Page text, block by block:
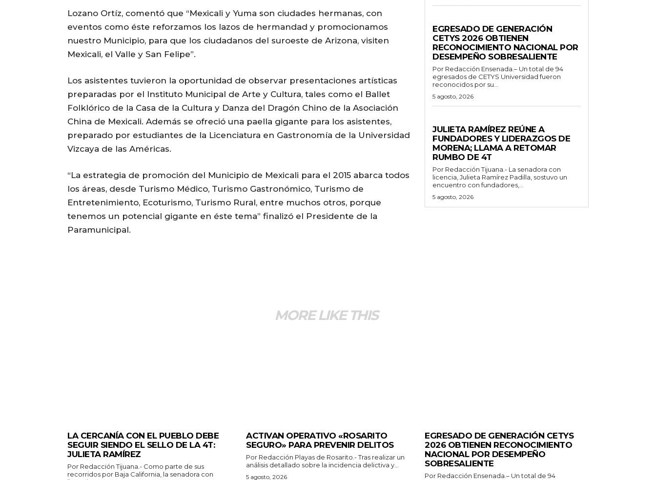
Lozano Ortíz, comentó que “Mexicali y Yuma son ciudades hermanas, con
eventos como éste reforzamos los lazos de hermandad y promocionamos
nuestro Municipio, para que los ciudadanos del suroeste de Arizona, visiten
Mexicali, el Valle y San Felipe”.
Los asistentes tuvieron la oportunidad de observar presentaciones artísticas
preparadas por el Instituto Municipal de Arte y Cultura, tales como el Ballet
Folklórico de la Casa de la Cultura y Danza del Dragón Chino de la Asociación
China de Mexicali. Además se ofreció una paella gigante para los asistentes,
preparado por estudiantes de la Licenciatura en Gastronomía de la Universidad
Vizcaya de las Américas.
“La estrategia de promoción del Municipio de Mexicali para el 2015 abarca todos
los áreas, desde Turismo Médico, Turismo Gastronómico, Turismo de
Entretenimiento, Ecoturismo, Turismo Rural, entre muchos otros, porque
tenemos un potencial gigante en éste tema” finalizó el Presidente de la
Paramunicipal.
EGRESADO DE GENERACIÓN
CETYS 2026 OBTIENEN
RECONOCIMIENTO NACIONAL POR
DESEMPEÑO SOBRESALIENTE
Por Redacción Ensenada.– Un total de 94
egresados de CETYS Universidad fueron
reconocidos por su...
5 agosto, 2026
JULIETA RAMÍREZ REÚNE A
FUNDADORES Y LIDERAZGOS DE
MORENA; LLAMA A RETOMAR
RUMBO DE 4T
Por Redacción Tijuana.- La senadora con
licencia, Julieta Ramírez Padilla, sostuvo un
encuentro con fundadores,...
5 agosto, 2026
MORE LIKE THIS
LA CERCANÍA CON EL PUEBLO DEBE
SEGUIR SIENDO EL SELLO DE LA 4T:
JULIETA RAMÍREZ
Por Redacción Tijuana.- Como parte de sus
recorridos por Baja California, la senadora con
ACTIVAN OPERATIVO «ROSARITO
SEGURO» PARA PREVENIR DELITOS
Por Redacción Playas de Rosarito.- Tras realizar un
análisis detallado sobre la incidencia delictiva y...
5 agosto, 2026
EGRESADO DE GENERACIÓN CETYS
2026 OBTIENEN RECONOCIMIENTO
NACIONAL POR DESEMPEÑO
SOBRESALIENTE
Por Redacción Ensenada.– Un total de 94